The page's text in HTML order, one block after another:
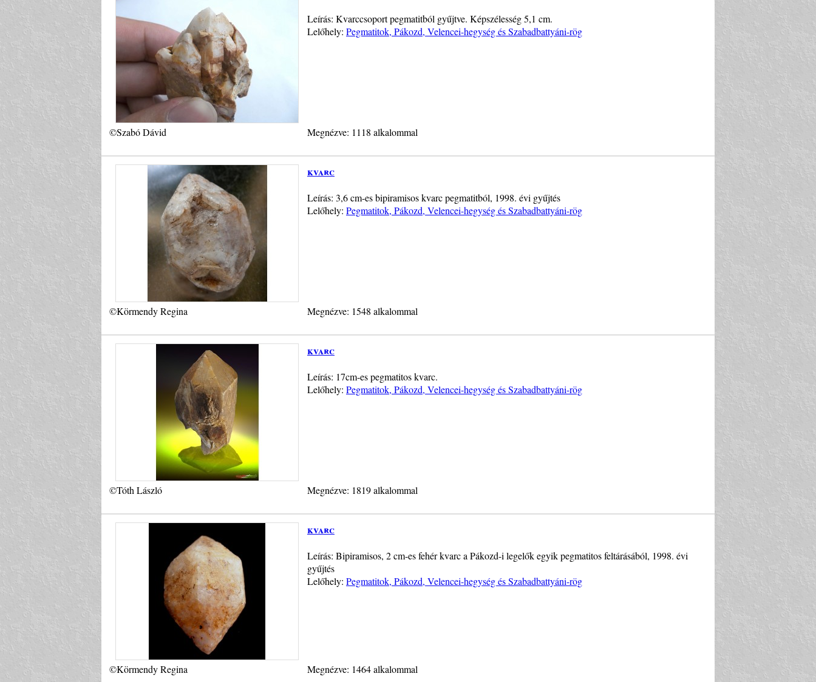
Leírás: Kvarccsoport pegmatitból gyűjtve. Képszélesség 5,1 cm.
Lelőhely: Pegmatitok, Pákozd, Velencei-hegység és Szabadbattyáni-rög
©Szabó Dávid Megnézve: 1118 alkalommal
kvarc
Leírás: 3,6 cm-es bipiramisos kvarc pegmatitból, 1998. évi gyűjtés
Lelőhely: Pegmatitok, Pákozd, Velencei-hegység és Szabadbattyáni-rög
©Körmendy Regina Megnézve: 1548 alkalommal
kvarc
Leírás: 17cm-es pegmatitos kvarc.
Lelőhely: Pegmatitok, Pákozd, Velencei-hegység és Szabadbattyáni-rög
©Tóth László Megnézve: 1819 alkalommal
kvarc
Leírás: Bipiramisos, 2 cm-es fehér kvarc a Pákozd-i legelők egyik pegmatitos feltárásából, 1998. évi
gyűjtés
Lelőhely: Pegmatitok, Pákozd, Velencei-hegység és Szabadbattyáni-rög
©Körmendy Regina Megnézve: 1464 alkalommal